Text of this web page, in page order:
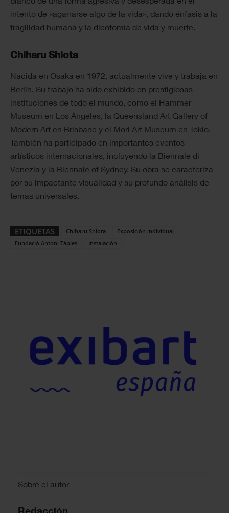
intento de «agarrarse algo de la vida», dando énfasis a la
fragilidad humana y la dicotomía de vida y muerte.
Chiharu Shiota
Nacida en Osaka en 1972, actualmente vive y trabaja en
Berlín. Su trabajo ha sido exhibido en prestigiosas
instituciones de todo el mundo, como el Hammer
Museum en Los Ángeles, la Queensland Art Gallery of
Modern Art en Brisbane y el Mori Art Museum en Tokio.
También ha participado en importantes eventos
artísticos internacionales, incluyendo la Biennale di
Venezia y la Biennale of Sydney. Su obra se caracteriza
por su impactante visualidad y su profundo análisis de
temas universales.
ETIQUETAS Chiharu Shiota
Exposición individual
Fundació Antoni Tàpies
Instalación
Sobre el autor